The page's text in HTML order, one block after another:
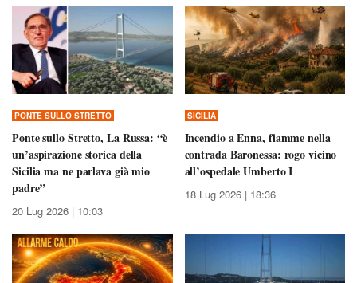
PONTE SULLO STRETTO
Ponte sullo Stretto, La Russa: “è
un’aspirazione storica della
Sicilia ma ne parlava già mio
padre”
20 Lug 2026 | 10:03
SICILIA
Incendio a Enna, fiamme nella
contrada Baronessa: rogo vicino
all’ospedale Umberto I
18 Lug 2026 | 18:36